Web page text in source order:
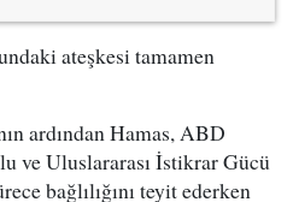
ateşkesi tamamen
ardından Hamas, ABD
ve Uluslararası İstikrar Gücü
bağlılığını teyit ederken